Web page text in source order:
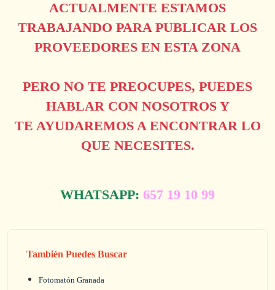
ACTUALMENTE ESTAMOS
TRABAJANDO PARA PUBLICAR LOS
PROVEEDORES EN ESTA ZONA
PERO NO TE PREOCUPES, PUEDES
HABLAR CON NOSOTROS Y
TE AYUDAREMOS A ENCONTRAR LO
QUE NECESITES.
WHATSAPP: 657 19 10 99
También Puedes Buscar
Fotomatón Granada